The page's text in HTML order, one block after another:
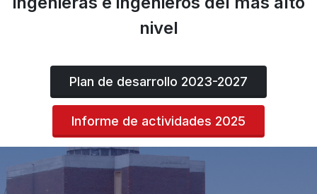
nivel
Plan de desarrollo 2023-2027
Informe de actividades 2025